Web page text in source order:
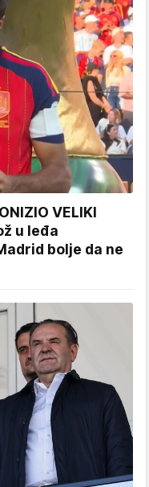
VELIKI
u leđa
bolje da ne